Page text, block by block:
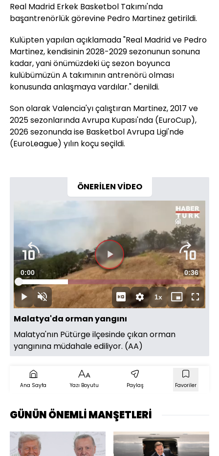
Real Madrid Erkek Basketbol Takımı'nda
başantrenörlük görevine Pedro Martinez getirildi.
Kulüpten yapılan açıklamada "Real Madrid ve Pedro
Martinez, kendisinin 2028-2029 sezonunun sonuna
kadar, yani önümüzdeki üç sezon boyunca
kulübümüzün A takımının antrenörü olması
konusunda anlaşmaya vardılar." denildi.
Son olarak Valencia'yı çalıştıran Martinez, 2017 ve
2025 sezonlarında Avrupa Kupası'nda (EuroCup),
2026 sezonunda ise Basketbol Avrupa Ligi'nde
(EuroLeague) yılın koçu seçildi.
ÖNERİLEN VİDEO
Videoyu
Oynat
OynatSesi
Aç
Süre
0:00 Toplam
Süre
0:36
Yüklendi:
27.11%
1xOynatma
Hızı
Mini
oynatıcı
Tam
Ekran
Malatya'da orman yangını
Malatya'nın Pütürge ilçesinde çıkan orman
yangınına müdahale ediliyor. (AA)
Ana Sayfa Yazı Boyutu Paylaş Favoriler
GÜNÜN ÖNEMLİ MANŞETLERİ